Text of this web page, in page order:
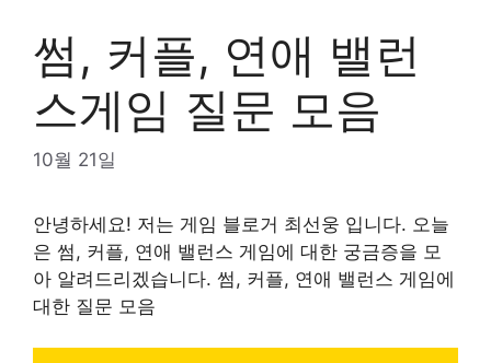
썸, 커플, 연애 밸런
스게임 질문 모음
10월 21일
안녕하세요! 저는 게임 블로거 최선웅 입니다. 오늘
은 썸, 커플, 연애 밸런스 게임에 대한 궁금증을 모
아 알려드리겠습니다. 썸, 커플, 연애 밸런스 게임에
대한 질문 모음